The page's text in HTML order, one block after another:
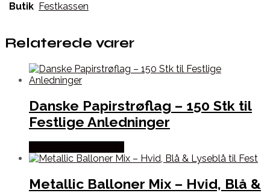
Butik Festkassen
Relaterede varer
Danske Papirstrøflag – 150 Stk til
Festlige Anledninger
Metallic Balloner Mix – Hvid, Blå &